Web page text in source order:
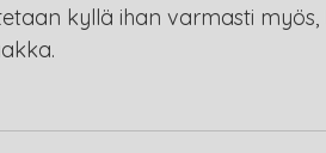
kyllä ihan varmasti